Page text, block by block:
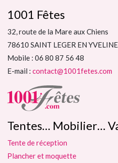
1001 Fêtes
32, route de la Mare aux Chiens
78610 SAINT LEGER EN
Mobile : 06 80 87 56 48
E-mail : contact@1001fetes.com
Tentes… Mobilier…
Tente de réception
Plancher et moquette